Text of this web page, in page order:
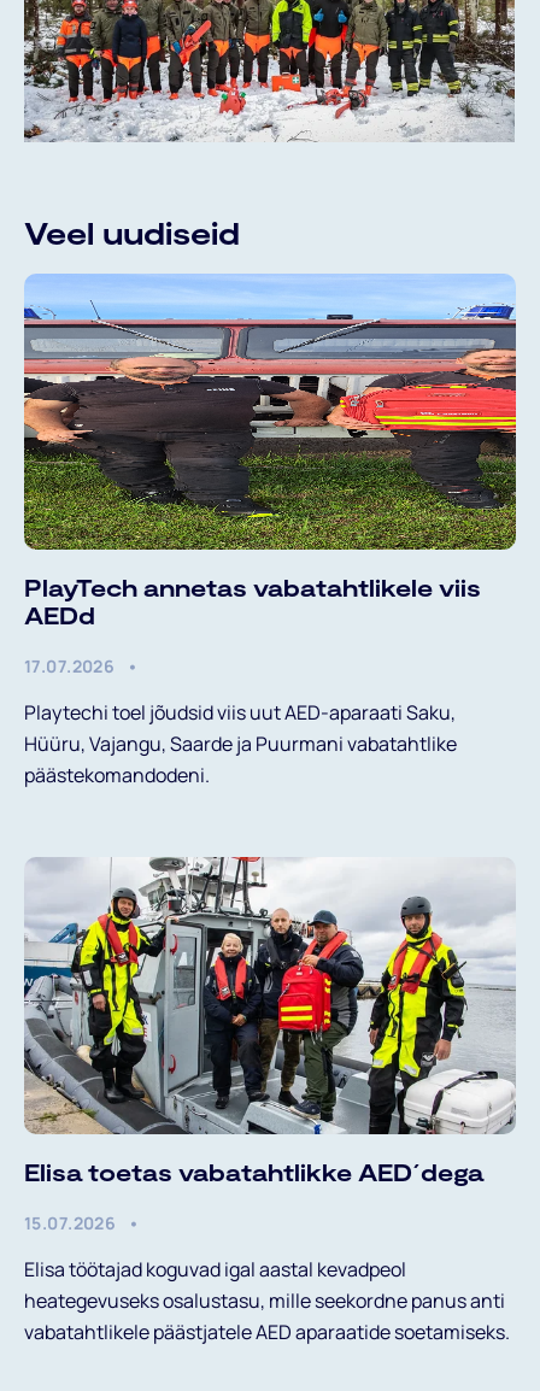
Veel uudiseid
PlayTech annetas vabatahtlikele viis
AEDd
17.07.2026
Playtechi toel jõudsid viis uut AED-aparaati Saku,
Hüüru, Vajangu, Saarde ja Puurmani vabatahtlike
päästekomandodeni.
Elisa toetas vabatahtlikke AED´dega
15.07.2026
Elisa töötajad koguvad igal aastal kevadpeol
heategevuseks osalustasu, mille seekordne panus anti
vabatahtlikele päästjatele AED aparaatide soetamiseks.
Otsi
E-POST
Liitu uudiskirjaga
Minu Andmed
Tulumaksu tagastuseks on vaja sisestada
annetaja nimi ning isikukood.